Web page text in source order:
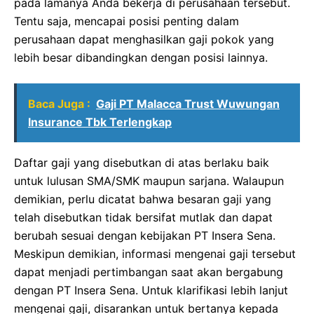
Tentu saja, mencapai posisi penting dalam
perusahaan dapat menghasilkan gaji pokok yang
lebih besar dibandingkan dengan posisi lainnya.
Baca Juga : Gaji PT Malacca Trust Wuwungan
Insurance Tbk Terlengkap
Daftar gaji yang disebutkan di atas berlaku baik
untuk lulusan SMA/SMK maupun sarjana. Walaupun
demikian, perlu dicatat bahwa besaran gaji yang
telah disebutkan tidak bersifat mutlak dan dapat
berubah sesuai dengan kebijakan PT Insera Sena.
Meskipun demikian, informasi mengenai gaji tersebut
dapat menjadi pertimbangan saat akan bergabung
dengan PT Insera Sena. Untuk klarifikasi lebih lanjut
mengenai gaji, disarankan untuk bertanya kepada